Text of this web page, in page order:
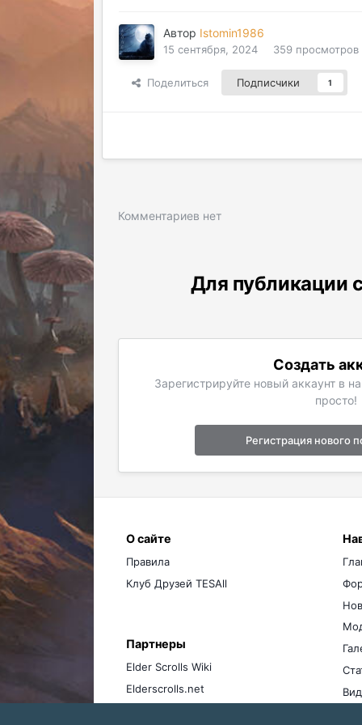
Автор Istomin1986
15 сентября, 2024 359 просмотров
Поделиться Подписчики 1
Комментариев нет
Для публикации
Создать
Зарегистрируйте новый аккаунт в
просто!
Регистрация нового
О сайте
Правила
Клуб Друзей TESAll
Партнеры
Elder Scrolls Wiki
Elderscrolls.net